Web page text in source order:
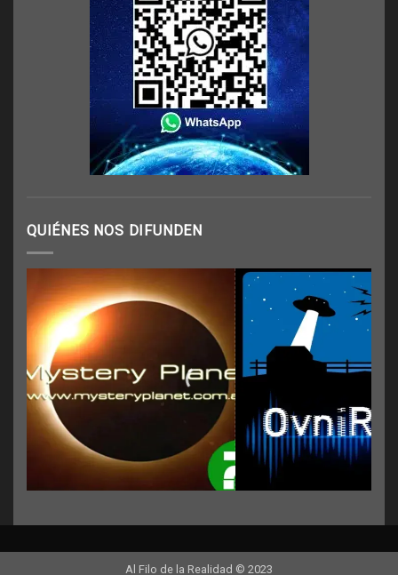
QUIÉNES NOS DIFUNDEN
Al Filo de la Realidad © 2023